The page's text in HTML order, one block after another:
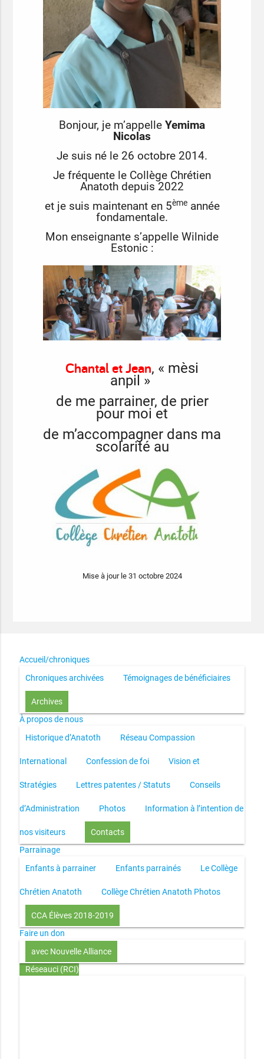
Bonjour, je m’appelle Yemima
Nicolas
Je suis né le 26 octobre 2014.
Je fréquente le Collège Chrétien
Anatoth depuis 2022
et je suis maintenant en 5èmeannée
fondamentale.
Mon enseignante s’appelle Wilnide
Estonic :
Chantal et Jean, « mèsi
anpil »
de me parrainer, de prier
pour moi et
de m’accompagner dans ma
scolarité au
Mise à jour le 31 octobre 2024
Accueil/chroniques
Chroniques archivées
Témoignages de bénéficiaires
Archives
À propos de nous
Historique d’Anatoth
Réseau Compassion
International Confession de foi Vision et
Stratégies Lettres patentes / Statuts Conseils
d’Administration Photos Information à l’intention de
nos visiteurs
Contacts
Parrainage
Enfants à parrainer
Enfants parrainés Le Collège
Chrétien Anatoth Collège Chrétien Anatoth Photos
CCA Élèves 2018-2019
Faire un don
avec Nouvelle Alliance
Réseauci (RCI)